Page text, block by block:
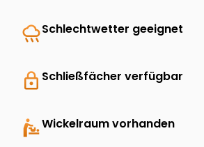
rainySchlechtwetter geeignet
lock Schließfächer verfügbar
baby_changing_stationWickelraum vorhanden